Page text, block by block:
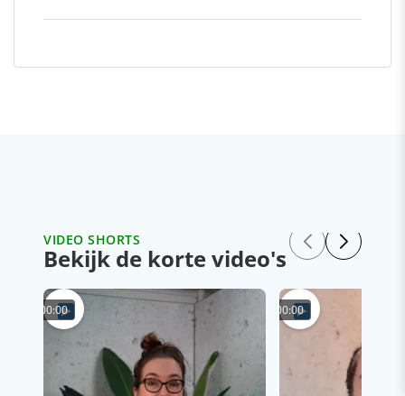
VIDEO SHORTS
Bekijk de korte video's
00:00 00:00